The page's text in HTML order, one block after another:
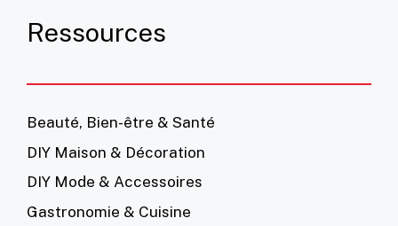
Ressources
Beauté, Bien-être & Santé
DIY Maison & Décoration
DIY Mode & Accessoires
Gastronomie & Cuisine